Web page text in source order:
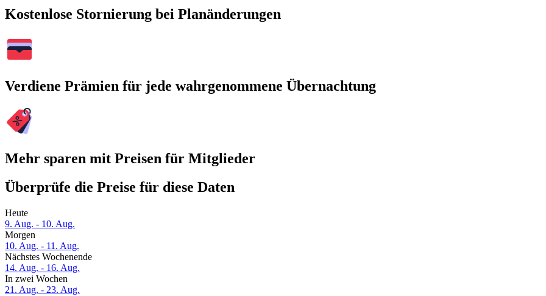
Kostenlose Stornierung bei Planänderungen
Verdiene Prämien für jede wahrgenommene Übernachtung
Mehr sparen mit Preisen für Mitglieder
Überprüfe die Preise für diese Daten
Heute
9. Aug. - 10. Aug.
Morgen
10. Aug. - 11. Aug.
Nächstes Wochenende
14. Aug. - 16. Aug.
In zwei Wochen
21. Aug. - 23. Aug.